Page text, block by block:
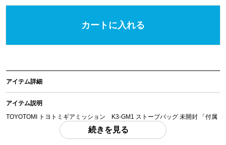
カートに入れる
アイテム詳細
アイテム説明
TOYOTOMI トヨトミギアミッション K3-GM1 ストーブバッグ 未開封 「付属
品」・・・ 写真のものがすべてになります。
(撮影、運搬備品は除く)
続きを見る